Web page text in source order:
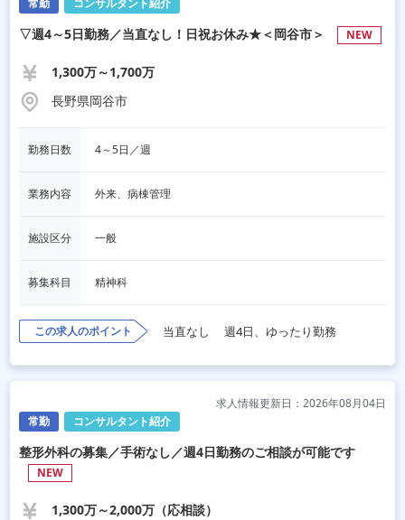
常勤 コンサルタント紹介
▽週4～5日勤務／当直なし！日祝お休み★＜岡谷市＞ NEW
1,300万～1,700万
長野県岡谷市
勤務日数 4～5日／週
業務内容 外来、病棟管理
施設区分 一般
募集科目 精神科
この求人のポイント 当直なし 週4日、ゆったり勤務
常勤 コンサルタント紹介
求人情報更新日：2026年08月04日
整形外科の募集／手術なし／週4日勤務のご相談が可能です
NEW
1,300万～2,000万（応相談）